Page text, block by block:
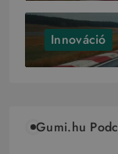
Innováció
Gumi.hu